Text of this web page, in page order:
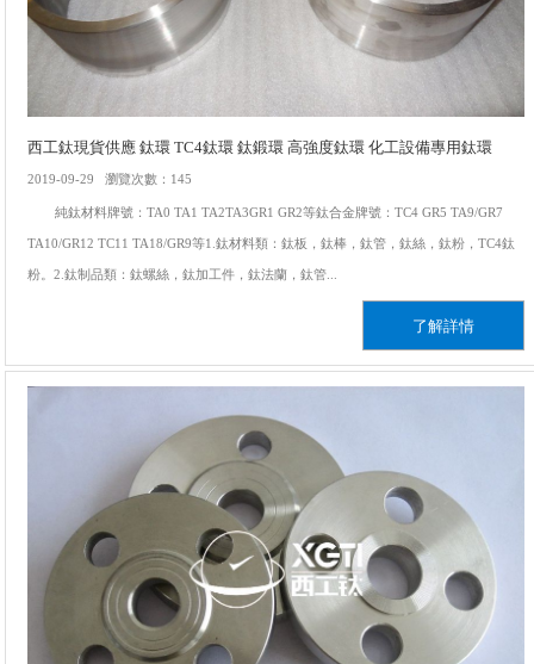
西工鈦現貨供應 鈦環 TC4鈦環 鈦鍛環 高強度鈦環 化工設備專用鈦環
2019-09-29 瀏覽次數：145
純鈦材料牌號：TA0 TA1 TA2TA3GR1 GR2等鈦合金牌號：TC4 GR5 TA9/GR7
TA10/GR12 TC11 TA18/GR9等1.鈦材料類：鈦板，鈦棒，鈦管，鈦絲，鈦粉，TC4鈦
粉。2.鈦制品類：鈦螺絲，鈦加工件，鈦法蘭，鈦管...
了解詳情